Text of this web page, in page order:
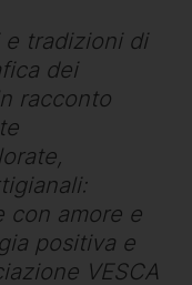
tradizioni di
dei
racconto
con amore e
positiva e
VESCA